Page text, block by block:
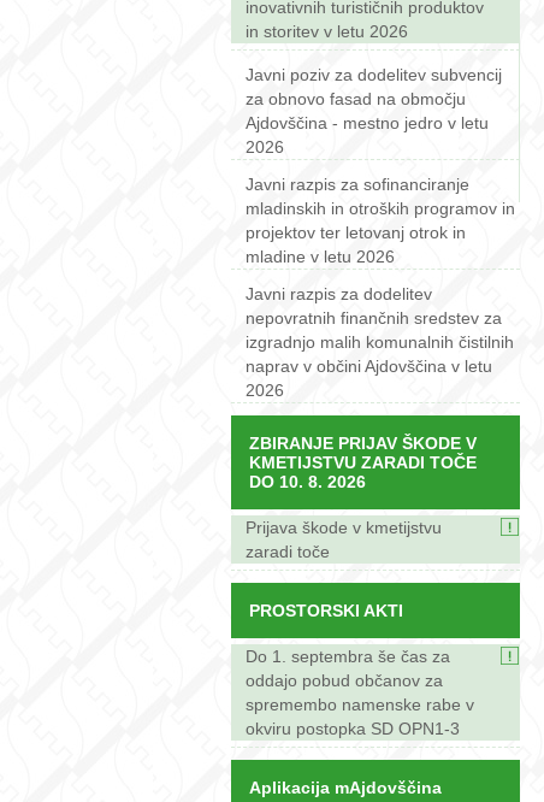
inovativnih turističnih produktov
in storitev v letu 2026
Javni poziv za dodelitev subvencij
za obnovo fasad na območju
Ajdovščina - mestno jedro v letu
2026
Javni razpis za sofinanciranje
mladinskih in otroških programov in
projektov ter letovanj otrok in
mladine v letu 2026
Javni razpis za dodelitev
nepovratnih finančnih sredstev za
izgradnjo malih komunalnih čistilnih
naprav v občini Ajdovščina v letu
2026
ZBIRANJE PRIJAV ŠKODE V
KMETIJSTVU ZARADI TOČE
DO 10. 8. 2026
Prijava škode v kmetijstvu
zaradi toče
PROSTORSKI AKTI
Do 1. septembra še čas za
oddajo pobud občanov za
spremembo namenske rabe v
okviru postopka SD OPN1-3
Aplikacija mAjdovščina